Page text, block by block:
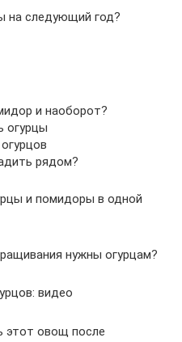
на следующий год?
и наоборот?
огурцы
рядом?
и помидоры в одной
нужны огурцам?
видео
этот овощ после